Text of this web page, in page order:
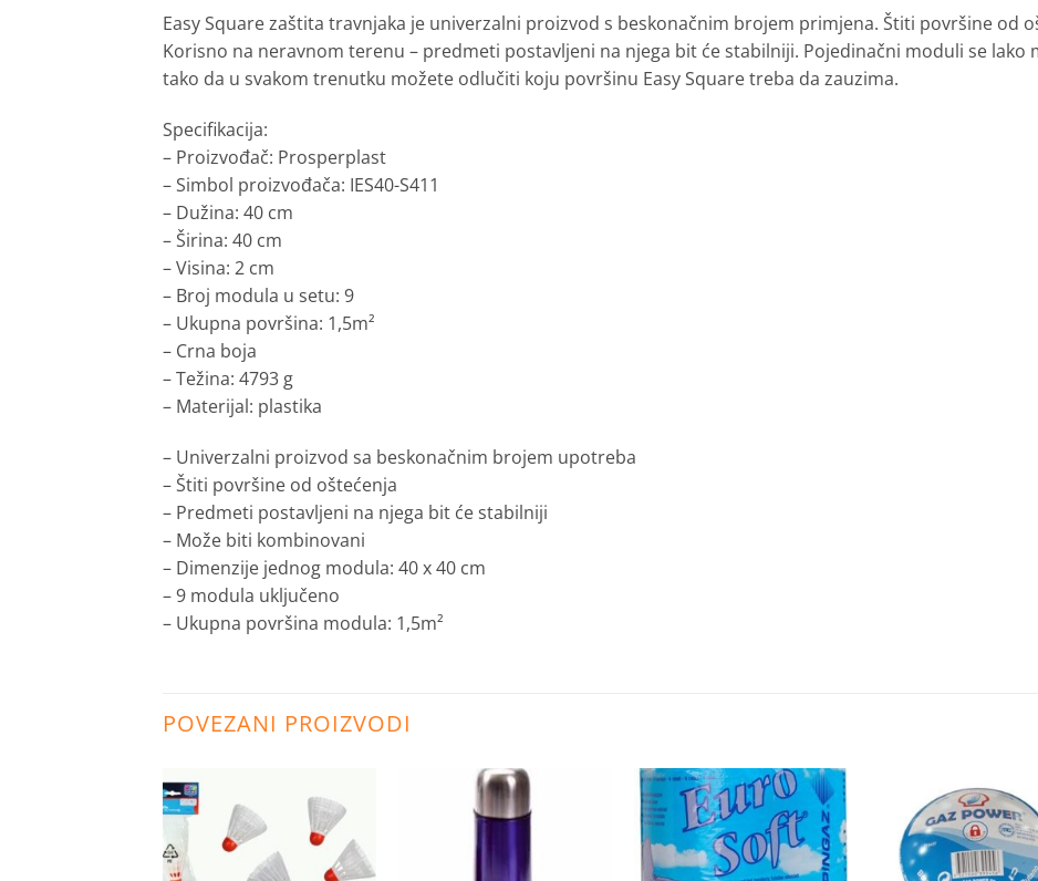
Easy Square zaštita travnjaka je univerzalni proizvod s beskonačnim brojem primjena. Štiti površine od
Korisno na neravnom terenu – predmeti postavljeni na njega bit će stabilniji. Pojedinačni moduli se lako
tako da u svakom trenutku možete odlučiti koju površinu Easy Square treba da zauzima.
Specifikacija:
– Proizvođač: Prosperplast
– Simbol proizvođača: IES40-S411
– Dužina: 40 cm
– Širina: 40 cm
– Visina: 2 cm
– Broj modula u setu: 9
– Ukupna površina: 1,5m²
– Crna boja
– Težina: 4793 g
– Materijal: plastika
– Univerzalni proizvod sa beskonačnim brojem upotreba
– Štiti površine od oštećenja
– Predmeti postavljeni na njega bit će stabilniji
– Može biti kombinovani
– Dimenzije jednog modula: 40 x 40 cm
– 9 modula uključeno
– Ukupna površina modula: 1,5m²
POVEZANI PROIZVODI
Dodaj
na
listu
želja
Dodaj
na
listu
želja